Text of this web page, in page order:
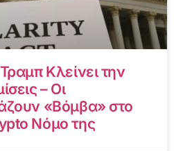
Κλείνει την
– Οι
«Βόμβα» στο
Νόμο της